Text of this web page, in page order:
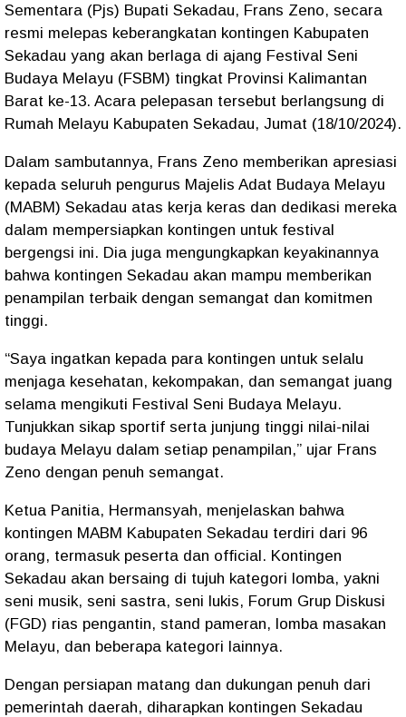
Sementara (Pjs) Bupati Sekadau, Frans Zeno, secara
resmi melepas keberangkatan kontingen Kabupaten
Sekadau yang akan berlaga di ajang Festival Seni
Budaya Melayu (FSBM) tingkat Provinsi Kalimantan
Barat ke-13. Acara pelepasan tersebut berlangsung di
Rumah Melayu Kabupaten Sekadau, Jumat (18/10/2024).
Dalam sambutannya, Frans Zeno memberikan apresiasi
kepada seluruh pengurus Majelis Adat Budaya Melayu
(MABM) Sekadau atas kerja keras dan dedikasi mereka
dalam mempersiapkan kontingen untuk festival
bergengsi ini. Dia juga mengungkapkan keyakinannya
bahwa kontingen Sekadau akan mampu memberikan
penampilan terbaik dengan semangat dan komitmen
tinggi.
“Saya ingatkan kepada para kontingen untuk selalu
menjaga kesehatan, kekompakan, dan semangat juang
selama mengikuti Festival Seni Budaya Melayu.
Tunjukkan sikap sportif serta junjung tinggi nilai-nilai
budaya Melayu dalam setiap penampilan,” ujar Frans
Zeno dengan penuh semangat.
Ketua Panitia, Hermansyah, menjelaskan bahwa
kontingen MABM Kabupaten Sekadau terdiri dari 96
orang, termasuk peserta dan official. Kontingen
Sekadau akan bersaing di tujuh kategori lomba, yakni
seni musik, seni sastra, seni lukis, Forum Grup Diskusi
(FGD) rias pengantin, stand pameran, lomba masakan
Melayu, dan beberapa kategori lainnya.
Dengan persiapan matang dan dukungan penuh dari
pemerintah daerah, diharapkan kontingen Sekadau